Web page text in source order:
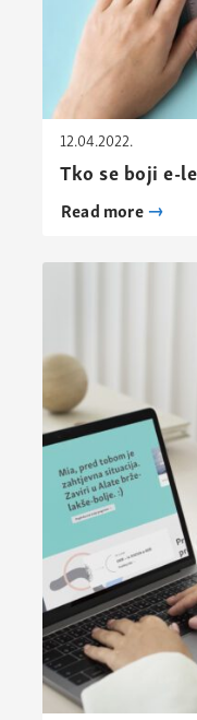
12.04.2022.
Tko se boji e-
Read more